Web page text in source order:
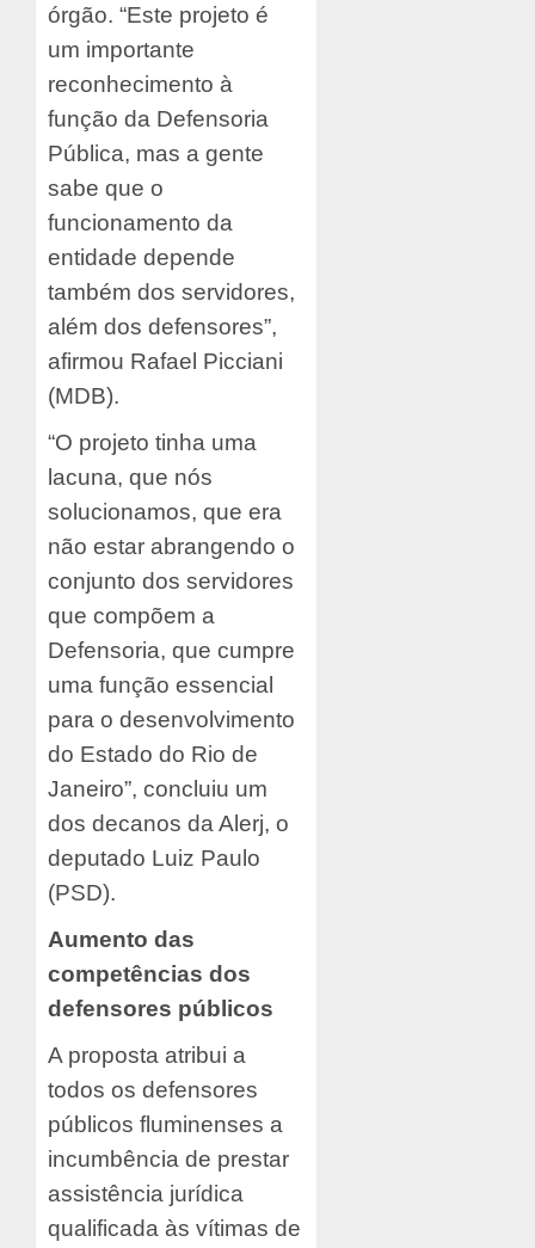
órgão. “Este projeto é
um importante
reconhecimento à
função da Defensoria
Pública, mas a gente
sabe que o
funcionamento da
entidade depende
também dos servidores,
além dos defensores”,
afirmou Rafael Picciani
(MDB).
“O projeto tinha uma
lacuna, que nós
solucionamos, que era
não estar abrangendo o
conjunto dos servidores
que compõem a
Defensoria, que cumpre
uma função essencial
para o desenvolvimento
do Estado do Rio de
Janeiro”, concluiu um
dos decanos da Alerj, o
deputado Luiz Paulo
(PSD).
Aumento das
competências dos
defensores públicos
A proposta atribui a
todos os defensores
públicos fluminenses a
incumbência de prestar
assistência jurídica
qualificada às vítimas de